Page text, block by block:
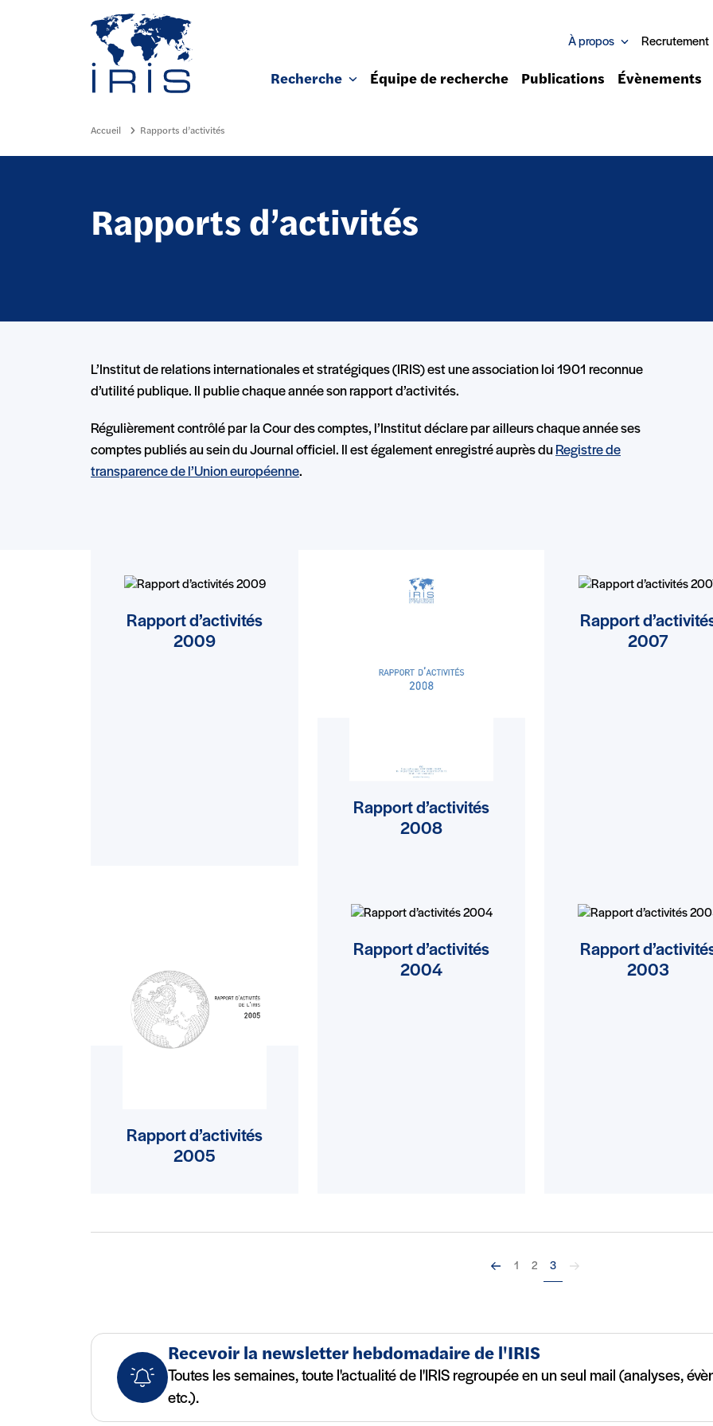
Aller au contenu principal
À propos Recrutement
Recherche Équipe de recherche Publications Évènements
Accueil Rapports d’activités
Rapports d’activités
L’Institut de relations internationales et stratégiques (IRIS) est une association loi 1901 reconnue
d’utilité publique. Il publie chaque année son rapport d’activités.
Régulièrement contrôlé par la Cour des comptes, l’Institut déclare par ailleurs chaque année ses
comptes publiés au sein du Journal officiel. Il est également enregistré auprès du Registre de
transparence de l’Union européenne.
Rapport d’activités
2009
Rapport d’activités
2008
Rapport
2007
Rapport d’activités
2005
Rapport d’activités
2004
Rapport
2003
Précédent
1 2 3 Suivant
Recevoir la newsletter hebdomadaire de l'IRIS
Toutes les semaines, toute l'actualité de l'IRIS regroupée en un seul mail (analyses,
etc.).